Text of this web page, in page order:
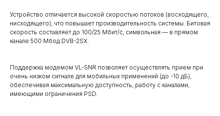
Устройство отличается высокой скоростью потоков (восходящего,
нисходящего), что повышает производительность системы. Битовая
скорость составляет до 100/25 Мбит/с, символьная — в прямом
канале 500 Мбод DVB-2SX.
Поддержка модемом VL-SNR позволяет осуществлять прием при
очень низком сигнале для мобильных применений (до -10 дБ),
обеспечивая максимальную доступность, работу с каналами,
имеющими ограничения PSD.